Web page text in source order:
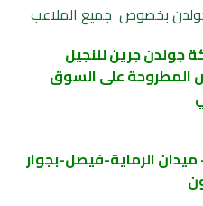
بخصوص جميع الملاعب
جولدن جرين للنجيل
المطروحة على السوق
ميدان الرماية-فيصل-بجوار